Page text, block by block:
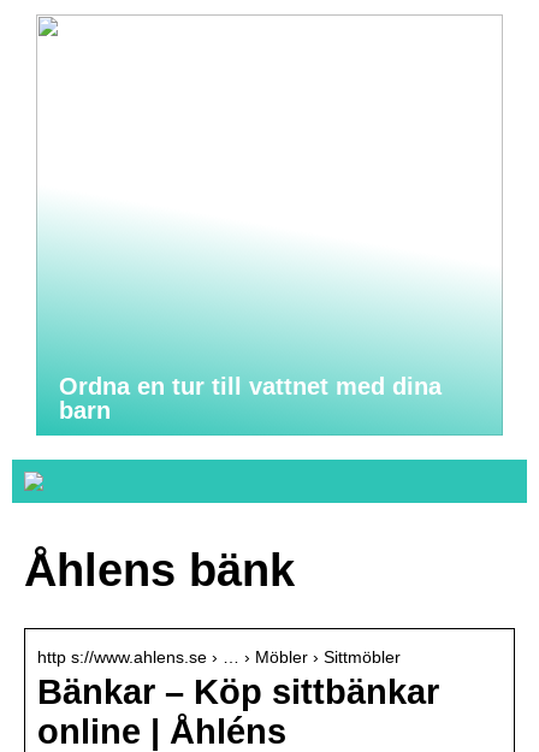
Ordna en tur till vattnet med dina
barn
Åhlens bänk
http s://www.ahlens.se › … › Möbler › Sittmöbler
Bänkar – Köp sittbänkar
online | Åhléns